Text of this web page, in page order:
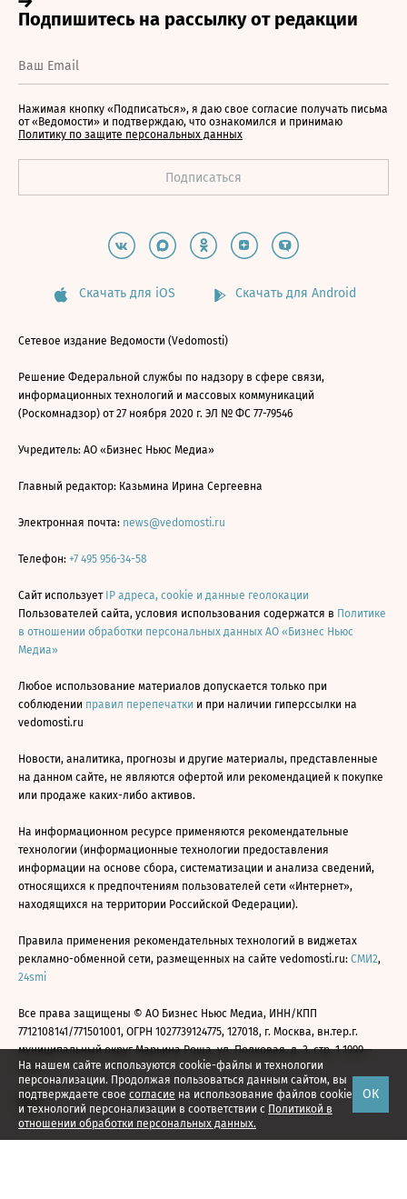
На нашем сайте используются cookie-файлы и технологии
персонализации. Продолжая пользоваться данным сайтом, вы
подтверждаете свое согласие на использование файлов cookie
и технологий персонализации в соответствии с Политикой в
отношении обработки персональных данных.
ОК
Нажимая кнопку «Подписаться», я даю свое согласие получать письма
от «Ведомости» и подтверждаю, что ознакомился и принимаю
Политику по защите персональных данных
Скачать для iOS Скачать для Android
Сетевое издание Ведомости (Vedomosti)
Решение Федеральной службы по надзору в сфере связи,
информационных технологий и массовых коммуникаций
(Роскомнадзор) от 27 ноября 2020 г. ЭЛ № ФС 77-79546
Учредитель: АО «Бизнес Ньюс Медиа»
Главный редактор: Казьмина Ирина Сергеевна
Электронная почта: news@vedomosti.ru
Телефон: +7 495 956-34-58
Сайт использует IP адреса, cookie и данные геолокации
Пользователей сайта, условия использования содержатся в Политике
в отношении обработки персональных данных АО «Бизнес Ньюс
Медиа»
Любое использование материалов допускается только при
соблюдении правил перепечатки и при наличии гиперссылки на
vedomosti.ru
Новости, аналитика, прогнозы и другие материалы, представленные
на данном сайте, не являются офертой или рекомендацией к покупке
или продаже каких-либо активов.
На информационном ресурсе применяются рекомендательные
технологии (информационные технологии предоставления
информации на основе сбора, систематизации и анализа сведений,
относящихся к предпочтениям пользователей сети «Интернет»,
находящихся на территории Российской Федерации).
Правила применения рекомендательных технологий в виджетах
рекламно-обменной сети, размещенных на сайте vedomosti.ru: СМИ2,
24smi
Все права защищены © АО Бизнес Ньюс Медиа, ИНН/КПП
7712108141/771501001, ОГРН 1027739124775, 127018, г. Москва, вн.тер.г.
муниципальный округ Марьина Роща, ул. Полковая, д. 3, стр. 1 1999—
2026